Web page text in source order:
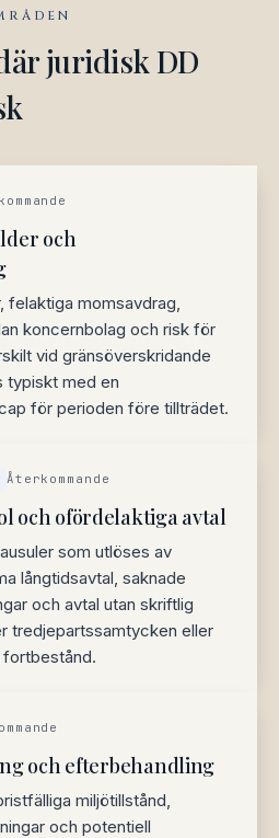
juridisk DD
och
felaktiga momsavdrag,
koncernbolag och risk för
vid gränsöverskridande
typiskt med en
för perioden före tillträdet.
Återkommande
och ofördelaktiga avtal
som utlöses av
långtidsavtal, saknade
och avtal utan skriftlig
tredjepartssamtycken eller
fortbestånd.
och efterbehandling
miljötillstånd,
och potentiell